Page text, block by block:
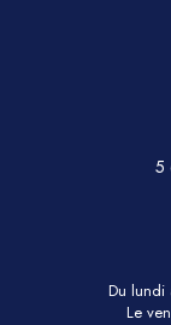
5
Du lundi
Le